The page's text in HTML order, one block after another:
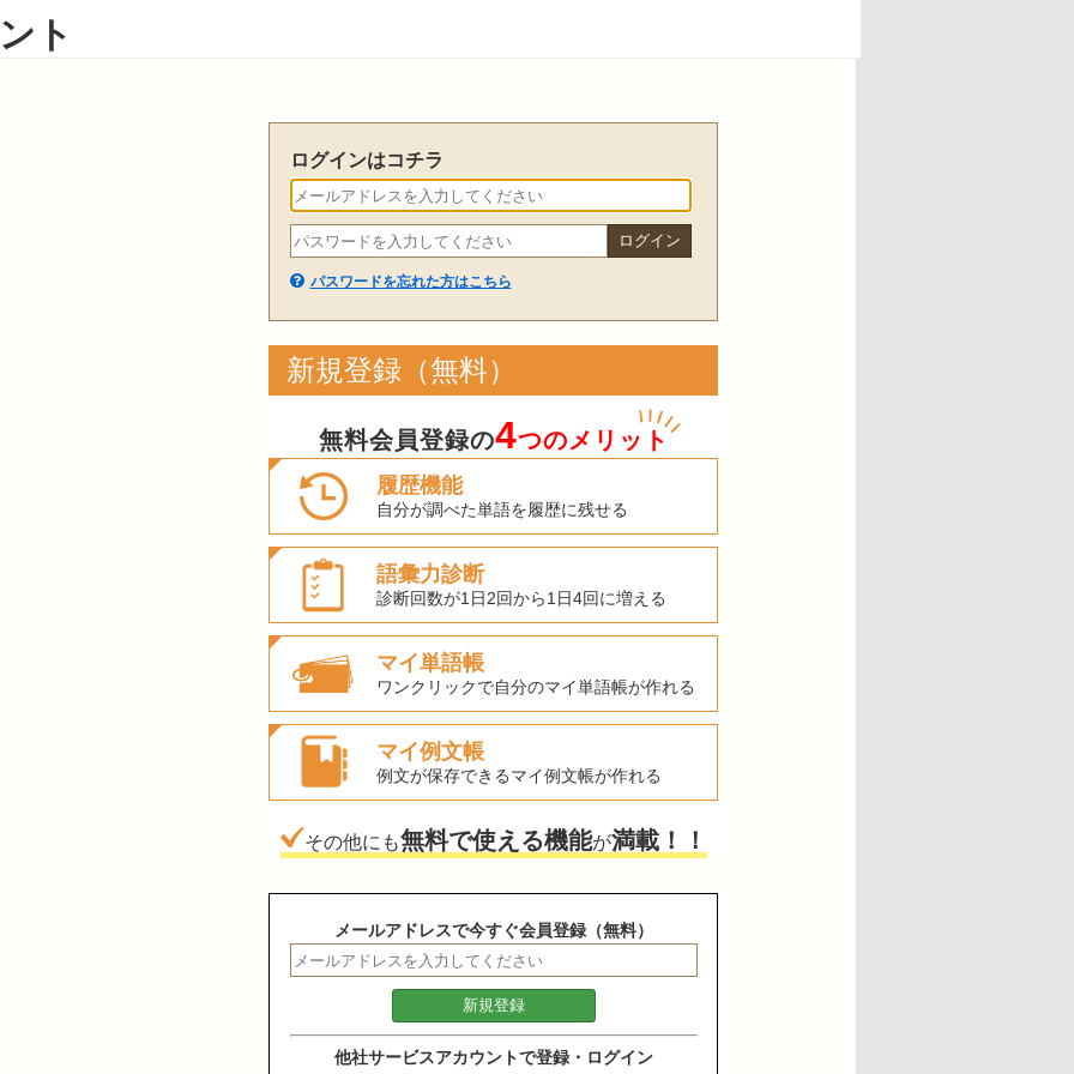
ト
ログインはコチラ
パスワードを忘れた方はこちら
新規登録（無料）
無料会員登録の4つのメリット
履歴機能
自分が調べた単語を履歴に残せる
語彙力診断
診断回数が1日2回から1日4回に増える
マイ単語帳
ワンクリックで自分のマイ単語帳が作れる
マイ例文帳
例文が保存できるマイ例文帳が作れる
その他にも無料で使える機能が満載！！
メールアドレスで今すぐ会員登録（無料）
他社サービスアカウントで登録・ログイン